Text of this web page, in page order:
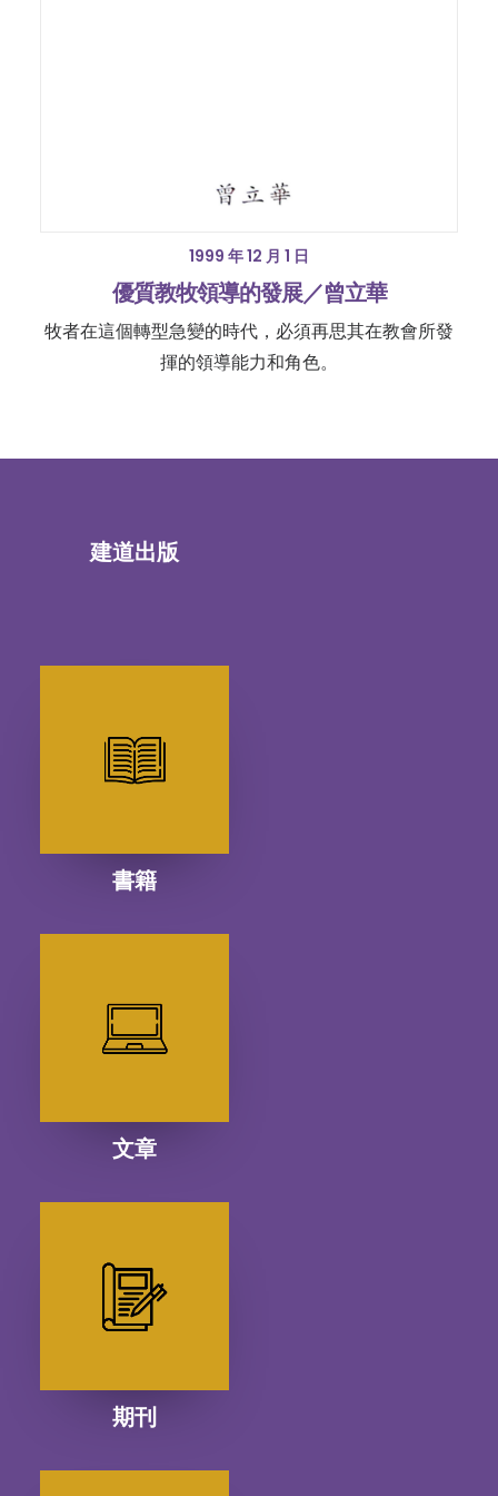
1999 年 12 月 1 日
優質教牧領導的發展／曾立華
牧者在這個轉型急變的時代，必須再思其在教會所發
揮的領導能力和角色。
建道出版
書籍
文章
期刊